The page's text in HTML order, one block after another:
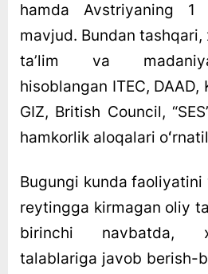
hamda Avstriyaning 1
mavjud. Bundan
taʼlim va
hisoblangan ITEC, DAAD,
GIZ, British Council,
hamkorlik aloqalari
Bugungi kunda
reytingga kirmagan oliy
birinchi navbatda,
talablariga javob berish-